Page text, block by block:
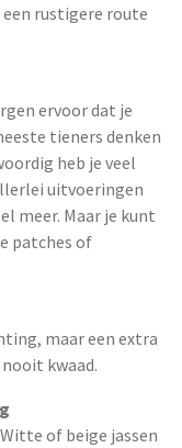
rustigere route
ervoor dat je
tieners denken
heb je veel
uitvoeringen
meer. Maar je kunt
patches of
maar een extra
kwaad.
of beige jassen